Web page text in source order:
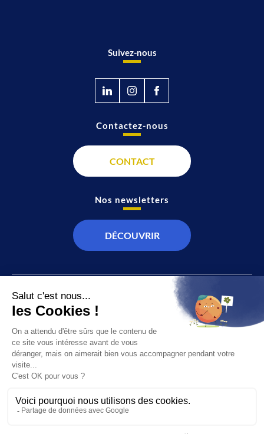
Suivez-nous
JT
ÉCONOMIE
CULTURE & LOISIRS
SPORT
À propos de nous
Recevoir la chaîne
Contactez-nous
CONTACT
Nos newsletters
DÉCOUVRIR